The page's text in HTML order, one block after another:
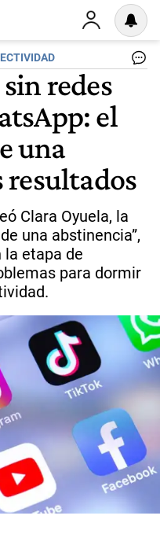
redes
el
una
resultados
Clara Oyuela, la
una abstinencia”,
la etapa de
para dormir